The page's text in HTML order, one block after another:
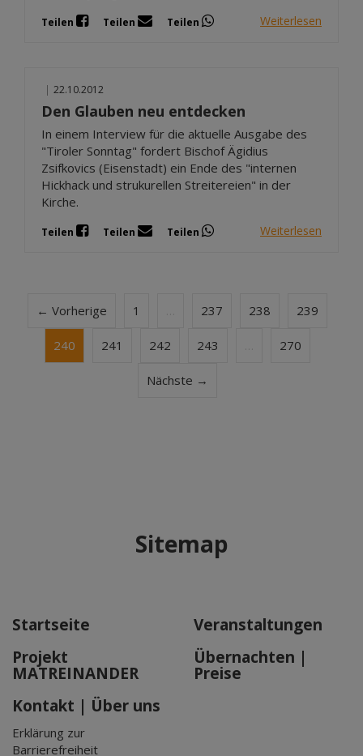
Teilen Teilen Teilen Weiterlesen
| 22.10.2012
Den Glauben neu entdecken
In einem Interview für die aktuelle Ausgabe des
"Tiroler Sonntag" fordert Bischof Ägidius
Zsifkovics (Eisenstadt) ein Ende des "internen
Hickhack und strukurellen Streitereien" in der
Kirche.
Teilen Teilen Teilen Weiterlesen
← Vorherige 1 237 238 239
240 241 242 243 270
Nächste →
Sitemap
Startseite
Veranstaltungen
Projekt
MATREINANDER
Übernachten |
Preise
Kontakt | Über uns
Erklärung zur
Barrierefreiheit